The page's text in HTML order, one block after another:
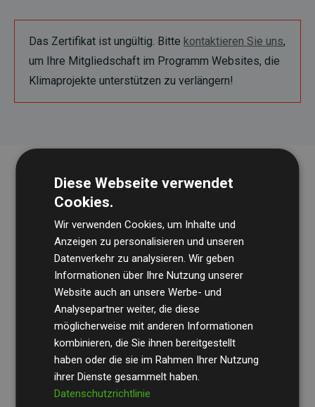
Das Zertifikat ist ungültig. Bitte kontaktieren Sie uns,
um Ihre Mitgliedschaft im Programm Websites, die
Klimaprojekte unterstützen zu verlängern!
Die Wirtschaftsprüfungsgesellschaft BDOüberprüft
regelmäßig unsere Berechnungen und Methodik, um
Transparenz und Verlässlichkeit sicherzustellen.
Ihre Prüfungen belegen, dass unsere Investitionen in
Klimaschutzprojekte im Durchschnitt200 % der
geschätzten CO₂-Emissionender teilnehmenden
Websites kompensieren – ein klarer Nachweis für die
Diese Webseite verwendet
Cookies.
Wir verwenden Cookies, um Inhalte und
Anzeigen zu personalisieren und unseren
Datenverkehr zu analysieren. Wir geben
Informationen über Ihre Nutzung unserer
Website auch an unsere Werbe- und
Analysepartner weiter, die diese
möglicherweise mit anderen Informationen
kombinieren, die Sie ihnen bereitgestellt
haben oder die sie im Rahmen Ihrer Nutzung
ihrer Dienste gesammelt haben.
Datenschutzrichtlinie